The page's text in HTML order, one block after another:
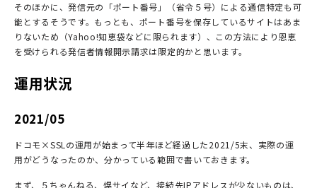
そのほかに、発信元の「ポート番号」（省令５号）による通信特定も可
能とするそうです。もっとも、ポート番号を保存しているサイトはあま
りないため（Yahoo!知恵袋などに限られます）、この方法により恩恵
を受けられる発信者情報開示請求は限定的かと思います。
運用状況
2021/05
ドコモ×SSLの運用が始まって半年ほど経過した2021/5末、実際の運
用がどうなったのか、分かっている範囲で書いておきます。
まず、５ちゃんねる、爆サイなど、接続先IPアドレスが少ないものは、